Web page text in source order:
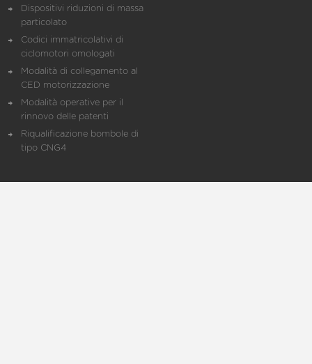
Dispositivi riduzioni di massa
particolato
Codici immatricolativi di
ciclomotori omologati
Modalità di collegamento al
CED motorizzazione
Modalità operative per il
rinnovo delle patenti
Riqualificazione bombole di
tipo CNG4